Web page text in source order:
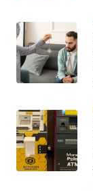
Wahana
News
Regional
WN
WN
JAKARTA